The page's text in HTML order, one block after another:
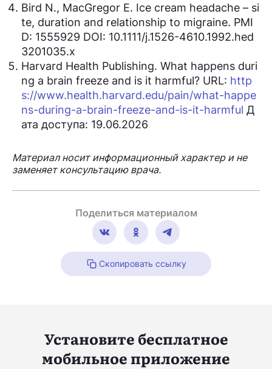
Bird N., MacGregor E. Ice cream headache – si
te, duration and relationship to migraine. PMI
D: 1555929 DOI: 10.1111/j.1526-4610.1992.hed
3201035.x
Harvard Health Publishing. What happens duri
ng a brain freeze and is it harmful? URL: http
s://www.health.harvard.edu/pain/what-happe
ns-during-a-brain-freeze-and-is-it-harmful Д
ата доступа: 19.06.2026
Материал носит информационный характер и не
заменяет консультацию врача.
Поделиться материалом
Скопировать ссылку
Установите бесплатное
мобильное приложение